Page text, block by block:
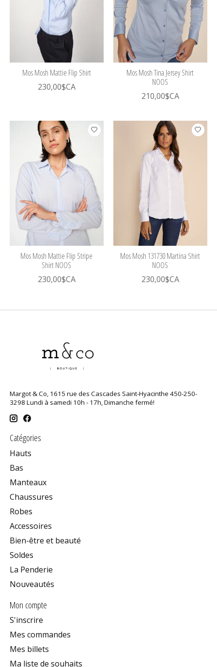
Mos Mosh Mattie Flip Shirt
230,00$CA
Mos Mosh Tina Jersey Shirt
NOOS
210,00$CA
Mos Mosh Mattie Flip Stripe
Shirt NOOS
230,00$CA
Mos Mosh 131730 Martina Shirt
NOOS
230,00$CA
Margot & Co, 1615 rue des Cascades Saint-Hyacinthe 450-250-
3298 Lundi à samedi 10h - 17h, Dimanche fermé!
Catégories
Hauts
Bas
Manteaux
Chaussures
Robes
Accessoires
Bien-être et beauté
Soldes
La Penderie
Nouveautés
Mon compte
S'inscrire
Mes commandes
Mes billets
Ma liste de souhaits